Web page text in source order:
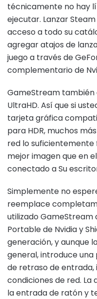
técnicamente no hay
ejecutar. Lanzar
acceso a todo su
agregar atajos de
juego a través de
complementario de
GameStream
UltraHD. Así que si
tarjeta gráfica
para HDR, muchos
red lo
mejor imagen que en
conectado a Su
Simplemente no
reemplace
utilizado GameStream
Portable de Nvidia y
generación, y aunque
general, introduce
de retraso de entrada,
condiciones de red.
la entrada de ratón y